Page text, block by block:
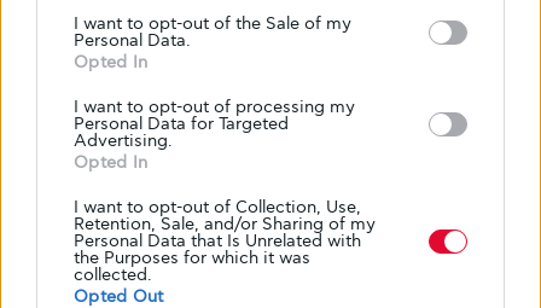
I want to opt-out of the Sale of my
Personal Data.
Opted In
I want to opt-out of processing my
Personal Data for Targeted
Advertising.
Opted In
I want to opt-out of Collection, Use,
Retention, Sale, and/or Sharing of my
Personal Data that Is Unrelated with
the Purposes for which it was
collected.
Opted Out
επίσης πηγή ωμέγα-3. Όχι μόνο αυτό, πολλά
κατεψυγμένα φιλέτα είναι προ-μερίδες και
ξεπαγώνουν γρήγορα, εξοικονομώντας έτσι
την προετοιμασία των γευμάτων.
9. Γαρίδες